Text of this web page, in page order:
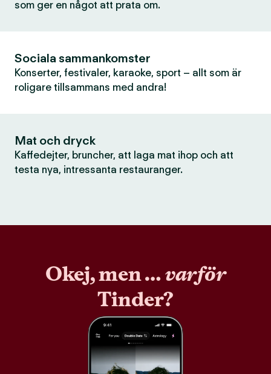
som ger en något att prata om.
Sociala sammankomster
Konserter, festivaler, karaoke, sport – allt som är
roligare tillsammans med andra!
Mat och dryck
Kaffedejter, bruncher, att laga mat ihop och att
testa nya, intressanta restauranger.
Okej, men …varför
Tinder?